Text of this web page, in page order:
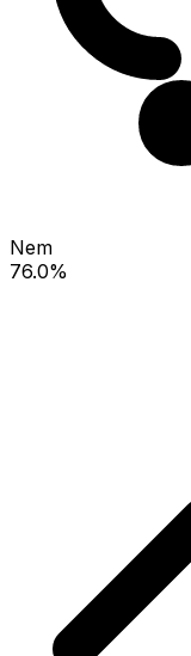
Nem
76.0%